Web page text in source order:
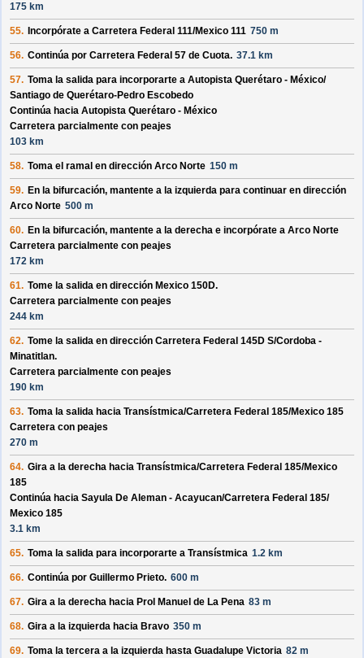
175 km
55. Incorpórate a Carretera Federal 111/Mexico 111 750 m
56. Continúa por Carretera Federal 57 de Cuota. 37.1 km
57. Toma la salida para incorporarte a Autopista Querétaro - México/
Santiago de Querétaro-Pedro Escobedo
Continúa hacia Autopista Querétaro - México
Carretera parcialmente con peajes
103 km
58. Toma el ramal en dirección Arco Norte 150 m
59. En la bifurcación, mantente a la izquierda para continuar en dirección
Arco Norte 500 m
60. En la bifurcación, mantente a la derecha e incorpórate a Arco Norte
Carretera parcialmente con peajes
172 km
61. Tome la salida en dirección Mexico 150D.
Carretera parcialmente con peajes
244 km
62. Tome la salida en dirección Carretera Federal 145D S/Cordoba -
Minatitlan.
Carretera parcialmente con peajes
190 km
63. Toma la salida hacia Transístmica/Carretera Federal 185/Mexico 185
Carretera con peajes
270 m
64. Gira a la derecha hacia Transístmica/Carretera Federal 185/Mexico
185
Continúa hacia Sayula De Aleman - Acayucan/Carretera Federal 185/
Mexico 185
3.1 km
65. Toma la salida para incorporarte a Transístmica 1.2 km
66. Continúa por Guillermo Prieto. 600 m
67. Gira a la derecha hacia Prol Manuel de La Pena 83 m
68. Gira a la izquierda hacia Bravo 350 m
69. Toma la tercera a la izquierda hasta Guadalupe Victoria 82 m